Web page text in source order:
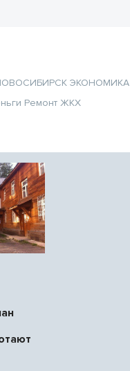
ЭКОНОМИКА
Ремонт ЖКХ